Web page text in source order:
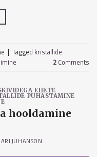
| Tagged kristallide
2 Comments
EHETE
PUHASTAMINE
hooldamine
JUHANSON